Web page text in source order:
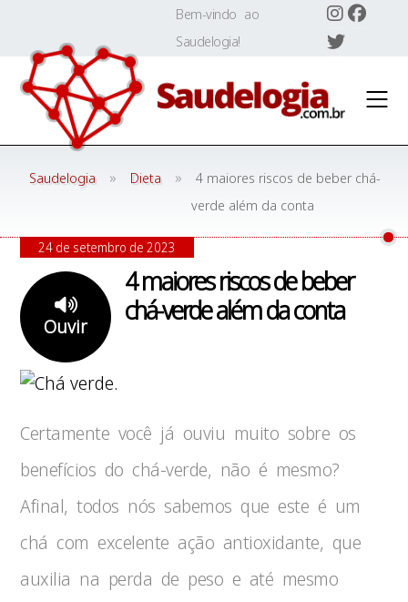
content
Bem-vindo ao
Saudelogia!
Saudelogia » Dieta »
4 maiores riscos de beber chá-
verde além da conta
4 maiores riscos de beber
chá-verde além da conta
Ouvir
24 de setembro de 2023
Certamente você já ouviu muito sobre os
benefícios do chá-verde, não é mesmo?
Afinal, todos nós sabemos que este é um
chá com excelente ação antioxidante, que
auxilia na perda de peso e até mesmo